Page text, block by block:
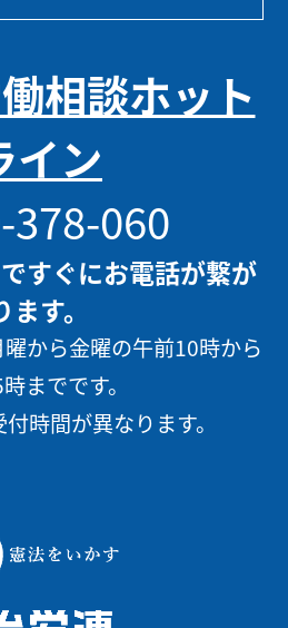
相談ホット
イン
378-060
すぐにお電話が繋が
ます。
から金曜の午前10時から
までです。
時間が異なります。